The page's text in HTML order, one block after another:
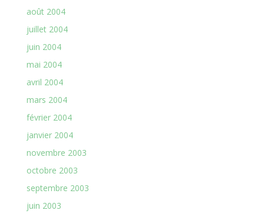
août 2004
juillet 2004
juin 2004
mai 2004
avril 2004
mars 2004
février 2004
janvier 2004
novembre 2003
octobre 2003
septembre 2003
juin 2003